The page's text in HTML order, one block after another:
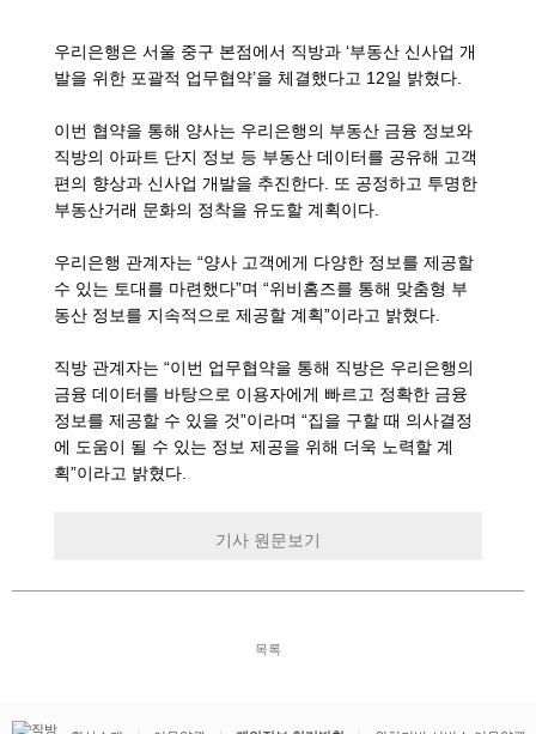
우리은행은 서울 중구 본점에서 직방과 ‘부동산 신사업 개
발을 위한 포괄적 업무협약’을 체결했다고 12일 밝혔다.
이번 협약을 통해 양사는 우리은행의 부동산 금융 정보와
직방의 아파트 단지 정보 등 부동산 데이터를 공유해 고객
편의 향상과 신사업 개발을 추진한다. 또 공정하고 투명한
부동산거래 문화의 정착을 유도할 계획이다.
우리은행 관계자는 “양사 고객에게 다양한 정보를 제공할
수 있는 토대를 마련했다”며 “위비홈즈를 통해 맞춤형 부
동산 정보를 지속적으로 제공할 계획”이라고 밝혔다.
직방 관계자는 “이번 업무협약을 통해 직방은 우리은행의
금융 데이터를 바탕으로 이용자에게 빠르고 정확한 금융
정보를 제공할 수 있을 것”이라며 “집을 구할 때 의사결정
에 도움이 될 수 있는 정보 제공을 위해 더욱 노력할 계
획”이라고 밝혔다.
기사 원문보기
목록